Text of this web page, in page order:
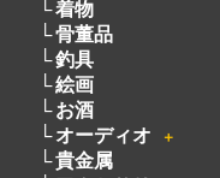
オーディオ
貴金属
アクセサリー
宝石
自転車
パチンコ・パチスロ
遺品買取